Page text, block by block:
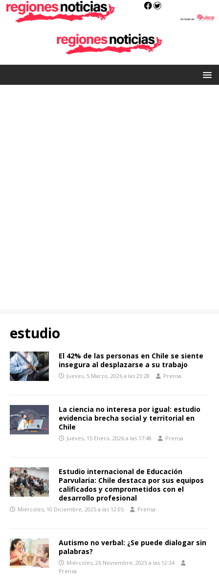
estudio
El 42% de las personas en Chile se siente
insegura al desplazarse a su trabajo
Jueves, 5 Marzo, 2026 a las 23:28 Prensa
La ciencia no interesa por igual: estudio
evidencia brecha social y territorial en
Chile
Jueves, 15 Enero, 2026 a las 17:48 Prensa
Estudio internacional de Educación
Parvularia: Chile destaca por sus equipos
calificados y comprometidos con el
desarrollo profesional
Miércoles, 10 Diciembre, 2025 a las 12:05 Prensa
Autismo no verbal: ¿Se puede dialogar sin
palabras?
Miércoles, 26 Noviembre, 2025 a las 12:34
Prensa